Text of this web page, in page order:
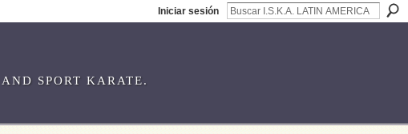
Iniciar sesión
SPORT KARATE.